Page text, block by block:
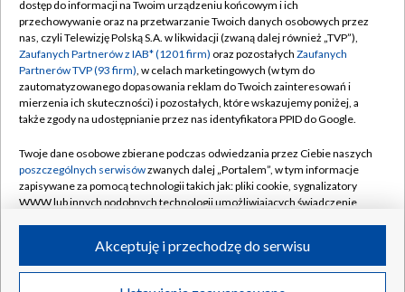
Abonament TVP
Emisja w TVP
Centrum informacji TVP
Naziemna Telewizja Cyfrowa
Rada Programowa
System NOS
Informacje o nadawcy
Program dla prasy
Regulamin TVP
Polityka prywatności
Moje zgody
Pomoc
Kontakt
Kanały
©2026 Telewizja Polska S.A. w likwidacji
dostęp do informacji na Twoim urządzeniu końcowym i ich
przechowywanie oraz na przetwarzanie Twoich danych osobowych przez
nas, czyli Telewizję Polską S.A. w likwidacji (zwaną dalej również „TVP”),
Zaufanych Partnerów z IAB* (1201 firm) oraz pozostałych Zaufanych
Partnerów TVP (93 firm), w celach marketingowych (w tym do
zautomatyzowanego dopasowania reklam do Twoich zainteresowań i
mierzenia ich skuteczności) i pozostałych, które wskazujemy poniżej, a
także zgody na udostępnianie przez nas identyfikatora PPID do Google.
Twoje dane osobowe zbierane podczas odwiedzania przez Ciebie naszych
poszczególnych serwisówzwanych dalej „Portalem”, w tym informacje
zapisywane za pomocą technologii takich jak: pliki cookie, sygnalizatory
WWW lub innych podobnych technologii umożliwiających świadczenie
ruchu w Internecie.
Twoje dane osobowe zbierane podczas odwiedzania przez Ciebie
Akceptuję i przechodzę do serwisu